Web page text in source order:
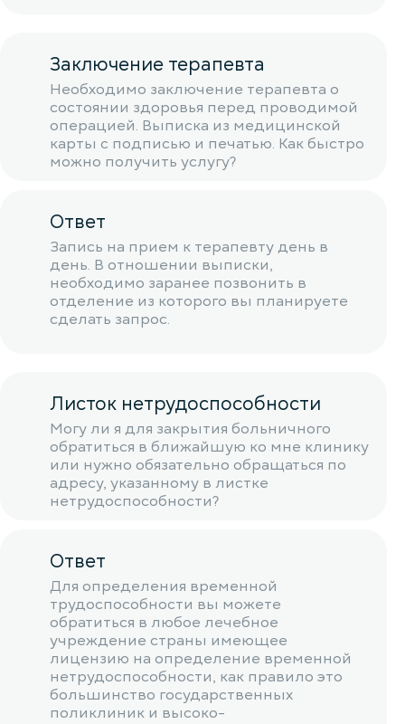
Заключение терапевта
Необходимо заключение терапевта о
состоянии здоровья перед проводимой
операцией. Выписка из медицинской
карты с подписью и печатью. Как быстро
можно получить услугу?
Ответ
Запись на прием к терапевту день в
день. В отношении выписки,
необходимо заранее позвонить в
отделение из которого вы планируете
сделать запрос.
Листок нетрудоспособности
Могу ли я для закрытия больничного
обратиться в ближайшую ко мне клинику
или нужно обязательно обращаться по
адресу, указанному в листке
нетрудоспособности?
Ответ
Для определения временной
трудоспособности вы можете
обратиться в любое лечебное
учреждение страны имеющее
лицензию на определение временной
нетрудоспособности, как правило это
большинство государственных
поликлиник и высоко-